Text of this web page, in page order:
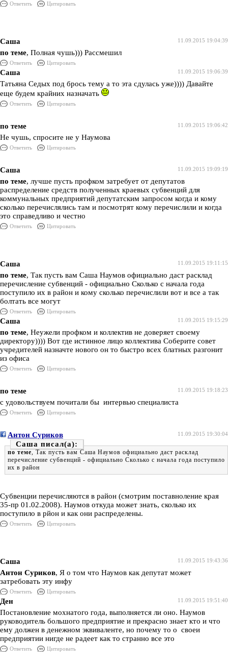
Ответить Цитировать
11.09.2015 19:04:39
Саша
по теме, Полная чушь))) Рассмешил
Ответить
Цитировать
11.09.2015 19:06:39
Саша
Татьяна Седых под брось тему а то эта сдулась уже)))) Давайте
еще будем крайних назначать
Ответить Цитировать
11.09.2015 19:06:42
по теме
Не чушь, спросите не у Наумова
Ответить Цитировать
11.09.2015 19:09:19
Саша
по теме, лучше пусть профком затребует от депутатов
распределение средств полученных краевых субвенций для
коммунальных предприятий депутатским запросом когда и кому
сколько перечислялись там и посмотрят кому перечислили и когда
это справедливо и честно
Ответить Цитировать
11.09.2015 19:11:15
Саша
по теме, Так пусть вам Саша Наумов официально даст расклад
перечисление субвенций - официально Сколько с начала года
поступило их в район и кому сколько перечислили вот и все а так
болтать все могут
Ответить
Цитировать
11.09.2015 19:15:29
Саша
по теме, Неужели профком и коллектив не доверяет своему
директору)))) Вот где истинное лицо коллектива Соберите совет
учредителей назначте нового он то быстро всех блатных разгонит
из офиса
Ответить Цитировать
11.09.2015 19:18:23
по теме
с удовольствуем почитали бы интервью специалиста
Ответить Цитировать
11.09.2015 19:30:04
Антон Суриков
Саша
по теме, Так пусть вам Саша Наумов официально даст расклад
перечисление субвенций - официально Сколько с начала года поступило
их в район
Субвенции перечисляются в район (смотрим поставноление края
35-пр 01.02.2008). Наумов откуда может знать, сколько их
поступило в рйон и как они распределены.
Ответить Цитировать
11.09.2015 19:43:36
Саша
Антон Суриков, Я о том что Наумов как депутат может
затребовать эту инфу
Ответить
Цитировать
11.09.2015 19:51:40
Ден
Постановление мохнатого года, выполняется ли оно. Наумов
руководитель большого предприятие и прекрасно знает кто и что
ему должен в денежном эквиваленте, но почему то о своеи
предприятии нигде не радеет как то странно все это
Ответить Цитировать